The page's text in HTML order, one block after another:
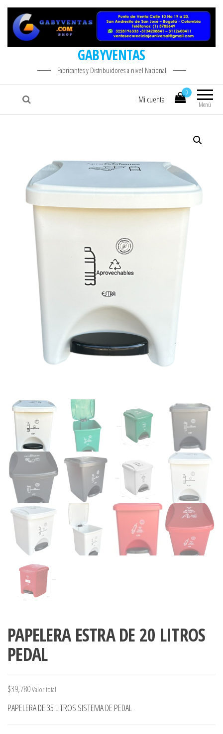
GABYVENTAS
Fabricantes y Distribuidores a nivel Nacional
Menú
0
Mi cuenta
PAPELERA ESTRA DE 20 LITROS
PEDAL
$39,780Valor total
PAPELERA DE 35 LITROS SISTEMA DE PEDAL